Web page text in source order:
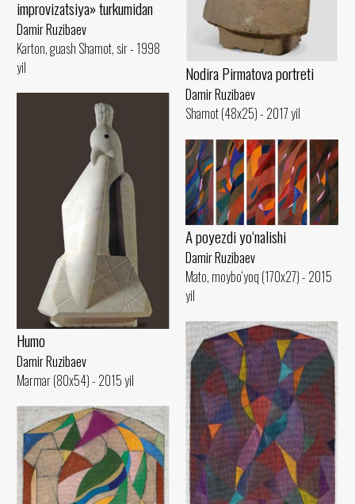
Nodira Pirmatova portreti
Damir Ruzibaev
Shamot (48x25) - 2017 yil
improvizatsiya» turkumidan
Damir Ruzibaev
Karton, guash Shamot, sir - 1998
yil
Humo
Damir Ruzibaev
Marmar (80x54) - 2015 yil
A poyezdi yo‘nalishi
Damir Ruzibaev
Mato, moybo‘yoq (170x27) - 2015
yil